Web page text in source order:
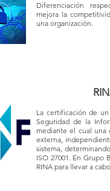
Diferenciación
mejora la
una organización.
La certificación de
Seguridad de la
mediante el cual una
externa,
sistema,
ISO 27001. En Grupo
RINA para llevar a